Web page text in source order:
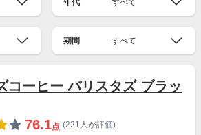
年代 すべて
期間 すべて
コーヒー バリスタズ ブラッ
76.1点 (221人が評価)